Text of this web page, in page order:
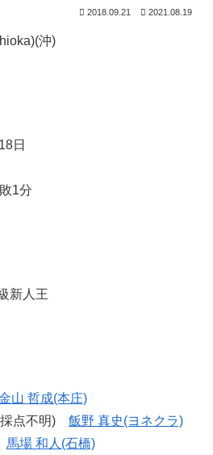
2018.09.21 2021.08.19
沖)
日
1分
新人王
山 哲成(本庄)
点不明) 飯野 真史(ヨネクラ)
馬場 和人(石橋)